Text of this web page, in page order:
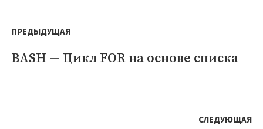
FOR
основе
по
записям
ПРЕДЫДУЩАЯ
Предыдущая
BASH — Цикл FOR на основе списка
СЛЕДУЮЩАЯ